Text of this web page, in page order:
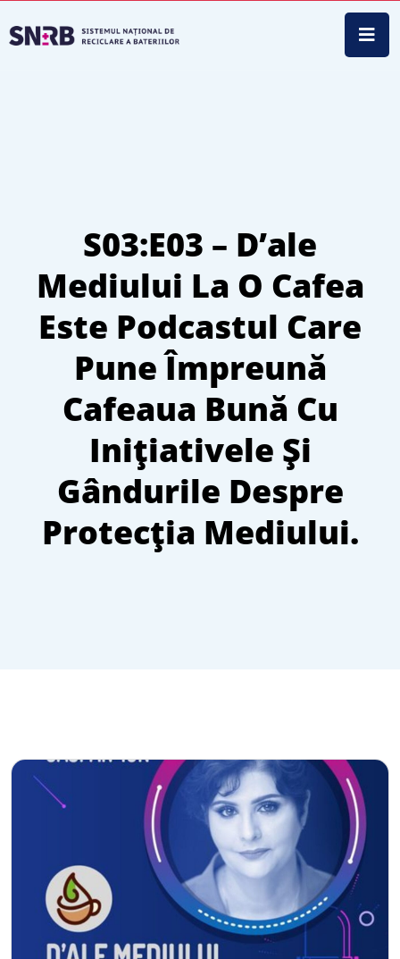
S03:E03 – D’ale
Mediului La O Cafea
Este Podcastul Care
Pune Împreună
Cafeaua Bună Cu
Inițiativele Și
Gândurile Despre
Protecția Mediului.